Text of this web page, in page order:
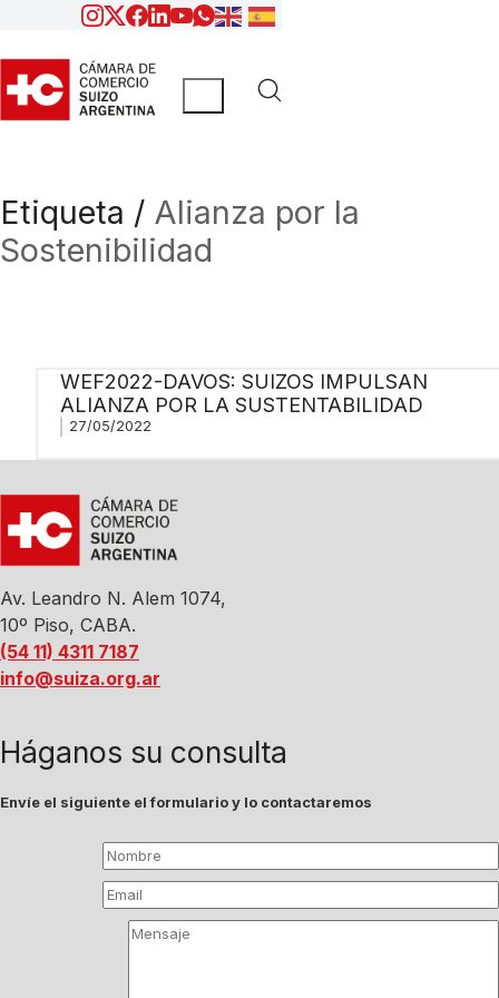
Etiqueta / Alianza por la
Sostenibilidad
WEF2022-DAVOS: SUIZOS IMPULSAN
ALIANZA POR LA SUSTENTABILIDAD
27/05/2022
Av. Leandro N. Alem 1074,
10º Piso, CABA.
(54 11) 4311 7187
info@suiza.org.ar
Háganos su consulta
Envíe el siguiente el formulario y lo contactaremos